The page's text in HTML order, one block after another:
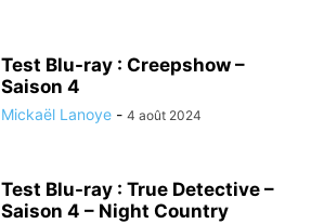
Test Blu-ray : Creepshow –
Saison 4
Mickaël Lanoye - 4 août 2024
Test Blu-ray : True Detective –
Saison 4 – Night Country